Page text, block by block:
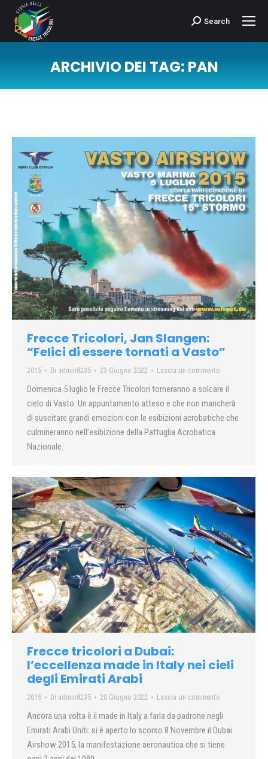
Cerca:Search
ARCHIVIO DEI TAG:PAN
Frecce Tricolori, Jan Slangen:
“Felici di essere tornati a Vasto”
2015 Di admin8235 23 Giugno 2022 Lascia un commento
Domenica 5 luglio le Frecce Tricolori torneranno a solcare il
cielo di Vasto. Un appuntamento atteso e che non mancherà
di suscitare grandi emozioni con le esibizioni acrobatiche che
culmineranno nell’esibizione della Pattuglia Acrobatica
Nazionale.
Frecce tricolori a Dubai:
l’eccellenza made in Italy nei cieli
degli Emirati Arabi
2015 Di admin8235 20 Giugno 2022 Lascia un commento
Ancora una volta è il made in Italy a farla da padrone negli
Emirati Arabi Uniti: si è aperto lo scorso 8 Novembre il Dubai
Airshow 2015, la manifestazione aeronautica che si tiene